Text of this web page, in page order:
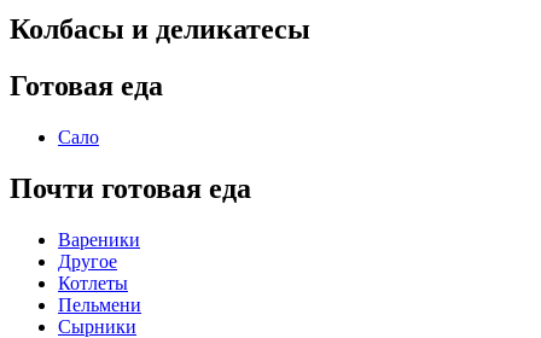
Колбасы и деликатесы
Готовая еда
Сало
Почти готовая еда
Вареники
Другое
Котлеты
Пельмени
Сырники